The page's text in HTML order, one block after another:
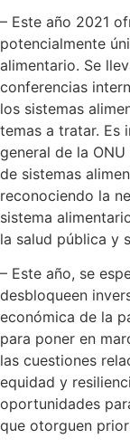
– Este año 2021
potencialmente
alimentario. Se
conferencias
los sistemas
temas a tratar. Es
general de la
de sistemas
reconociendo la
sistema
la salud pública y
– Este año, se
desbloqueen
económica de la
para poner en
las cuestiones
equidad y
oportunidades
que otorguen